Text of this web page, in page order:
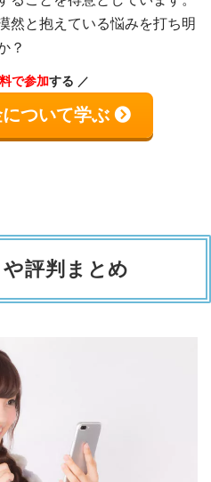
然と抱えている悩みを打ち明
？
で参加する
ついて学ぶ
評判まとめ